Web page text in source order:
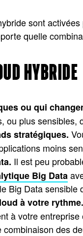
sont
quelle
HYBRIDE
ou qui
ou plus
stratégiques.
moins
Il est peu
Big Data
Big Data sensible
à votre rythme.
à votre
des